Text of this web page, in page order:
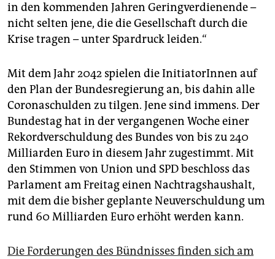
in den kommenden Jahren Geringverdienende –
nicht selten jene, die die Gesellschaft durch die
Krise tragen – unter Spardruck leiden.“
Mit dem Jahr 2042 spielen die InitiatorInnen auf
den Plan der Bundesregierung an, bis dahin alle
Coronaschulden zu tilgen. Jene sind immens. Der
Bundestag hat in der vergangenen Woche einer
Rekordverschuldung des Bundes von bis zu 240
Milliarden Euro in diesem Jahr zugestimmt. Mit
den Stimmen von Union und SPD beschloss das
Parlament am Freitag einen Nachtragshaushalt,
mit dem die bisher geplante Neuverschuldung um
rund 60 Milliarden Euro erhöht werden kann.
Die Forderungen des Bündnisses finden sich am